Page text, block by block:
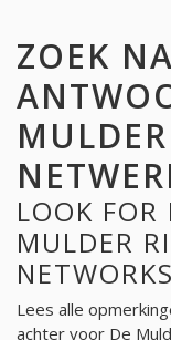
ZOEK
LOOK FOR
MULDER
NETWORKS
Lees alle
achter voor De